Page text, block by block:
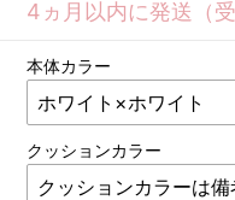
4ヵ月以内に発送（受
本体カラー
クッションカラー